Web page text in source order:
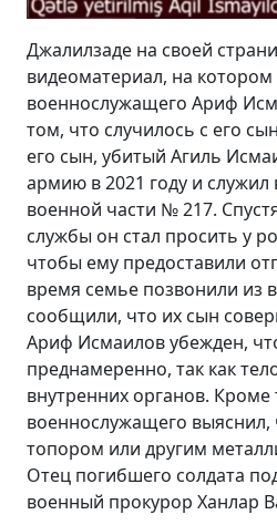
Джалилзаде на своей
видеоматериал, на котором
военнослужащего Ариф
том, что случилось с его
его сын, убитый Агиль
армию в 2021 году и служил
военной части № 217.
службы он стал просить у
чтобы ему предоставили
время семье позвонили из
сообщили, что их сын
Ариф Исмаилов убежден,
преднамеренно, так как
внутренних органов. Кроме
военнослужащего
топором или другим
Отец погибшего солдата
военный прокурор Ханлар